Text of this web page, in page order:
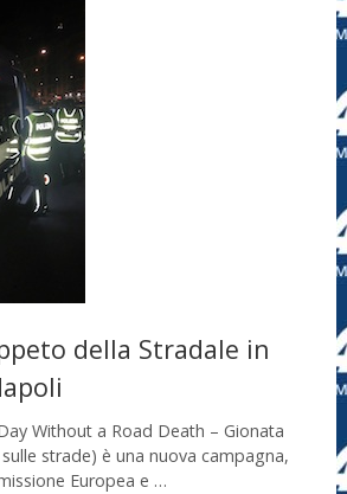
della Stradale in
Without a Road Death – Gionata
strade) è una nuova campagna,
Europea e …